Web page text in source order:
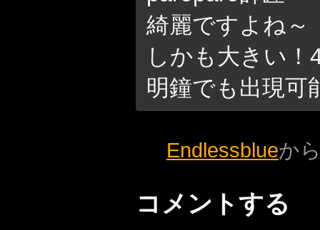
綺麗ですよね～
しかも大きい
明鐘でも出現可
Endlessblueか
コメントする